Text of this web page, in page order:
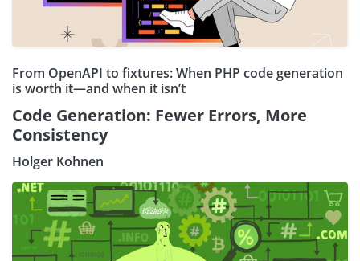
From OpenAPI to fixtures: When PHP code generation
is worth it—and when it isn’t
Code Generation: Fewer Errors, More
Consistency
Holger Kohnen